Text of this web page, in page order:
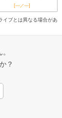
[---／---]
イブとは異なる場合があ
？